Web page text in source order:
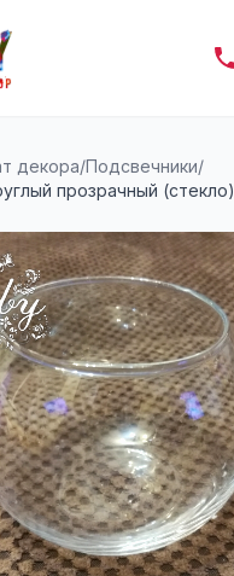
декора/Подсвечники/
прозрачный (стекло)